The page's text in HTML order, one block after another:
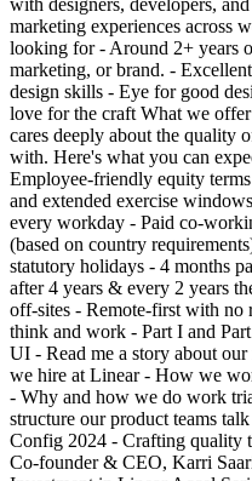
with designers, developers,
marketing experiences across
looking for - Around 2+ years
marketing, or brand. -
design skills - Eye for good
love for the craft What we
cares deeply about the quality
with. Here's what you can
Employee-friendly equity
and extended exercise
every workday - Paid co-
(based on country
statutory holidays - 4 months
after 4 years & every 2 years
off-sites - Remote-first with no
think and work - Part I and
UI - Read me a story about
we hire at Linear - How we
- Why and how we do work
structure our product teams
Config 2024 - Crafting quality
Co-founder & CEO, Karri